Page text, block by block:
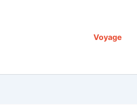
Voyage